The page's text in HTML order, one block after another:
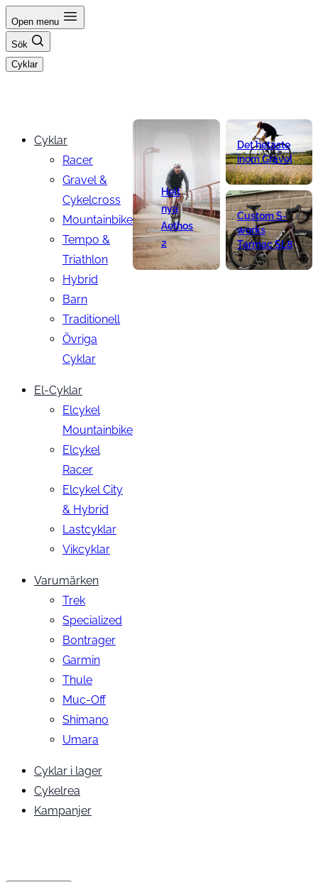
Hoppa
till
innehåll
Open menu
Sök
Cyklar
Cyklar
Racer
Gravel &
Cykelcross
Mountainbike
Tempo &
Triathlon
Hybrid
Barn
Traditionell
Övriga
Cyklar
El-Cyklar
Elcykel
Mountainbike
Elcykel
Racer
Elcykel City
& Hybrid
Lastcyklar
Vikcyklar
Varumärken
Trek
Specialized
Bontrager
Garmin
Thule
Muc-Off
Shimano
Umara
Cyklar i lager
Cykelrea
Kampanjer
Helt
nya
Aethos
2
Det hetaste
inom Gravel
Custom S-
works
Tarmac SL8